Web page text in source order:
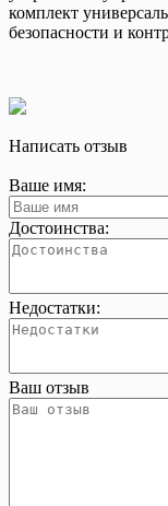
комплект
безопасности и
Написать отзыв
Ваше имя:
Достоинства:
Недостатки:
Ваш отзыв